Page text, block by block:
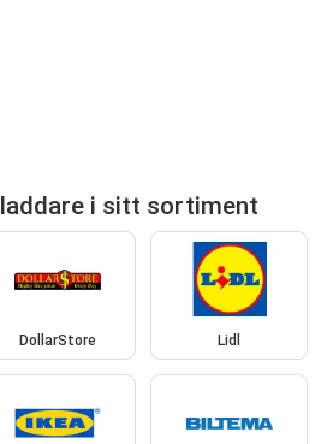
i sitt sortiment
DollarStore Lidl